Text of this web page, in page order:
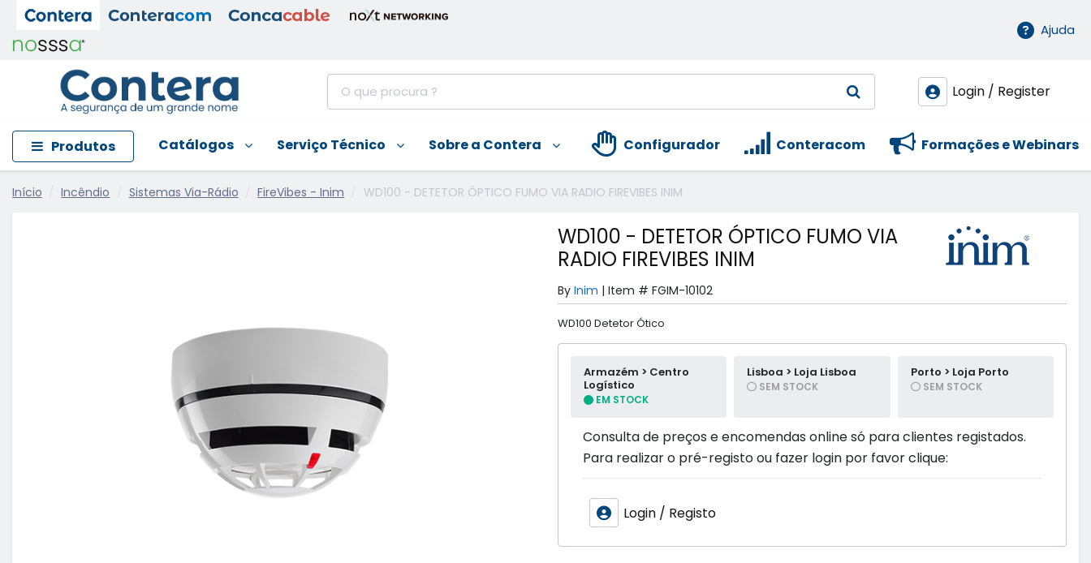
Ajuda
Login / Register
Produtos Catálogos Serviço Técnico Sobre a Contera Formações e Webinars
Conteracom
Configurador
Início Incêndio Sistemas Via-Rádio FireVibes - Inim WD100 - DETETOR ÓPTICO FUMO VIA RADIO FIREVIBES INIM
WD100 - DETETOR ÓPTICO FUMO VIA
RADIO FIREVIBES INIM
By Inim | Item # FGIM-10102
WD100 Detetor Ótico
Armazém > Centro
Logístico
EM STOCK
Lisboa > Loja Lisboa
SEM STOCK
Porto > Loja Porto
SEM STOCK
Consulta de preços e encomendas online só para clientes registados.
Para realizar o pré-registo ou fazer login por favor clique:
Login / Registo